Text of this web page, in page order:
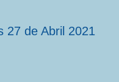
27 de Abril 2021